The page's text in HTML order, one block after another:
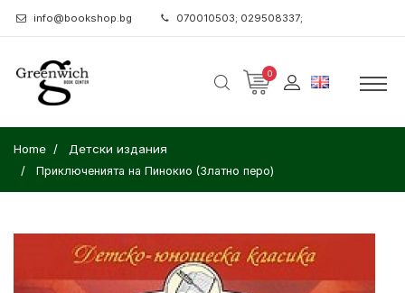
info@bookshop.bg 070010503; 029508337;
0
Home Детски издания
Приключенията на Пинокио (Златно перо)